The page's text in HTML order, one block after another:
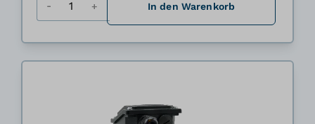
In den Warenkorb